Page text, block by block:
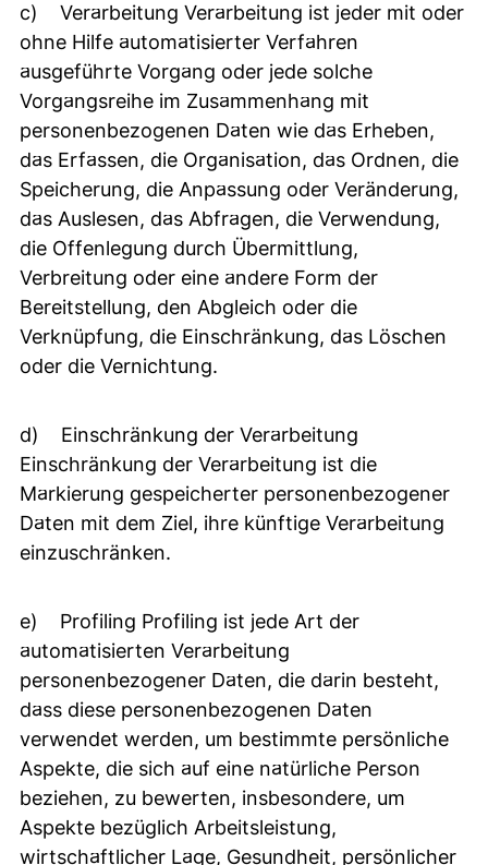
c) Verarbeitung Verarbeitung ist jeder mit oder
ohne Hilfe automatisierter Verfahren
ausgeführte Vorgang oder jede solche
Vorgangsreihe im Zusammenhang mit
personenbezogenen Daten wie das Erheben,
das Erfassen, die Organisation, das Ordnen, die
Speicherung, die Anpassung oder Veränderung,
das Auslesen, das Abfragen, die Verwendung,
die Offenlegung durch Übermittlung,
Verbreitung oder eine andere Form der
Bereitstellung, den Abgleich oder die
Verknüpfung, die Einschränkung, das Löschen
oder die Vernichtung.
d) Einschränkung der Verarbeitung
Einschränkung der Verarbeitung ist die
Markierung gespeicherter personenbezogener
Daten mit dem Ziel, ihre künftige Verarbeitung
einzuschränken.
e) Profiling Profiling ist jede Art der
automatisierten Verarbeitung
personenbezogener Daten, die darin besteht,
dass diese personenbezogenen Daten
verwendet werden, um bestimmte persönliche
Aspekte, die sich auf eine natürliche Person
beziehen, zu bewerten, insbesondere, um
Aspekte bezüglich Arbeitsleistung,
wirtschaftlicher Lage, Gesundheit, persönlicher